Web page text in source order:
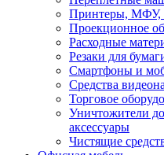
Принтеры, МФУ,
Проекционное
Расходные
Резаки для
Смартфоны и
Средства
Торговое
Уничтожители
аксессуары
Чистящие